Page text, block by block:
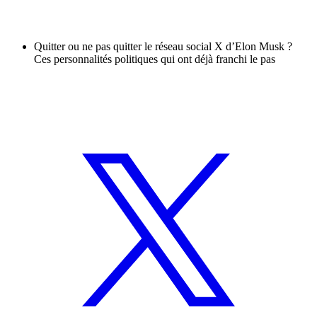
Quitter ou ne pas quitter le réseau social X d’Elon Musk ?
Ces personnalités politiques qui ont déjà franchi le pas